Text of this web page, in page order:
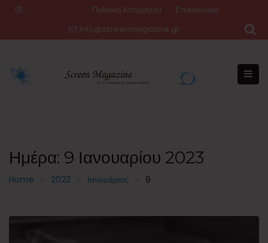
Πολιτική Απορρήτου
Επικοινωνία
info@screenmagazine.gr
Ημέρα: 9 Ιανουαρίου 2023
Home 2023 Ιανουάριος 9